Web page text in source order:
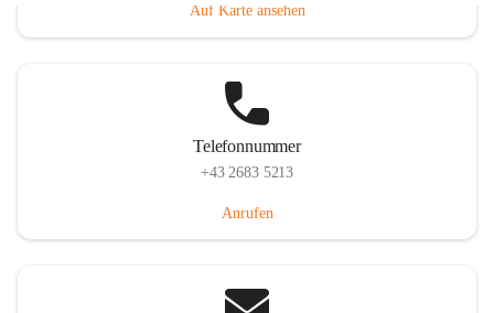
Auf Karte ansehen
Telefonnummer
+43 2683 5213
Anrufen